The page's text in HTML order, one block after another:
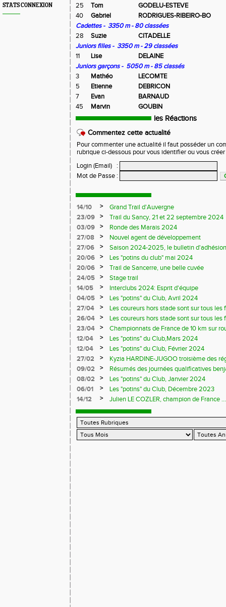
STATS CONNEXION
25
Tom
GODELU-ESTEVE
40
Gabriel
RODRIGUES-RIBEIRO-BO
Cadettes - 3350 m - 80 classées
28
Suzie
CITADELLE
Juniors filles - 3350 m - 29 classées
11
Lise
DELAINE
Juniors garçons - 5050 m - 85 classés
3
Mathéo
LECOMTE
5
Etienne
DEBRICON
7
Evan
BARNAUD
45
Marvin GOUBIN
les Réactions
Commentez cette actualité
Pour commenter une actualité il faut posséder un
rubrique ci-dessous pour vous identifier ou vous
Login (Email)
:
Mot de Passe :
14/10 >
Grand Trail d'Auvergne
23/09
>
Trail du Sancy, 21 et 22 septembre 2024
03/09
>
Ronde des Marais 2024
27/08
>
Nouvel agent de développement
27/06
>
Saison 2024-2025, le bulletin
20/06
>
Les "potins du club" mai 2024
20/06
>
Trail de Sancerre, une belle cuvée
24/05
>
Stage trail
14/05
>
Interclubs 2024: Esprit d'équipe
04/05
>
Les "potins" du Club, Avril 2024
27/04
>
Les coureurs hors stade sont sur tous les
26/04
>
Les coureurs hors stade sont sur tous les
23/04
>
Championnats de France de 10 km sur
12/04
>
Les "potins" du Club,Mars 2024
12/04
>
Les "potins" du Club, Février 2024
27/02
>
Kyzia HARDINE-JUGOO troisième des
09/02
>
Résumés des journées qualificatives
08/02
>
Les "potins" du Club, Janvier 2024
06/01
>
Les "potins" du Club, Décembre 2023
14/12
> Julien LE COZLER, champion de France ...